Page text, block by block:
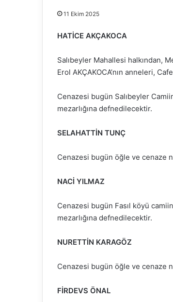
11 Ekim 2025
HATİCE AKÇAKOCA
Salıbeyler Mahallesi halkından,
Erol AKÇAKOCA’nın anneleri,
Cenazesi bugün Salıbeyler
mezarlığına defnedilecektir.
SELAHATTİN TUNÇ
Cenazesi bugün öğle ve cenaze
NACİ YILMAZ
Cenazesi bugün Fasıl köyü
mezarlığına defnedilecektir.
NURETTİN KARAGÖZ
Cenazesi bugün öğle ve cenaze
FİRDEVS ÖNAL